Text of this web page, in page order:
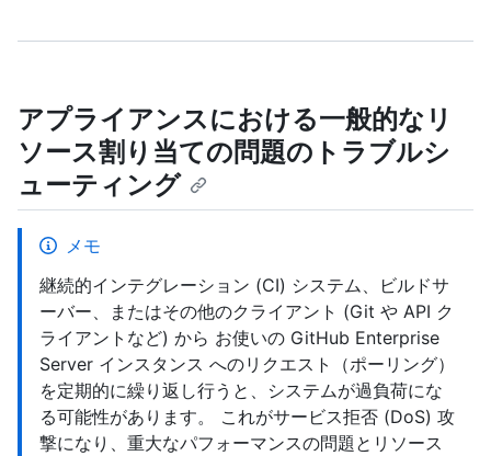
アプライアンスにおける一般的なリ
ソース割り当ての問題のトラブルシ
ューティング
メモ
継続的インテグレーション (CI) システム、ビルドサ
ーバー、またはその他のクライアント (Git や API ク
ライアントなど) から お使いの GitHub Enterprise
Server インスタンス へのリクエスト（ポーリング）
を定期的に繰り返し行うと、システムが過負荷にな
る可能性があります。 これがサービス拒否 (DoS) 攻
撃になり、重大なパフォーマンスの問題とリソース